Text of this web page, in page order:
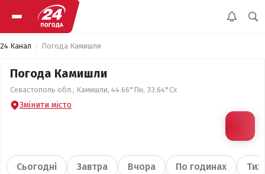
24 Канал Погода Камишли
Погода Камишли
Севастополь обл., Камишли, 44.66°Пн, 33.64°Сх
Змінити місто
Сьогодні Завтра Вчора По годинах